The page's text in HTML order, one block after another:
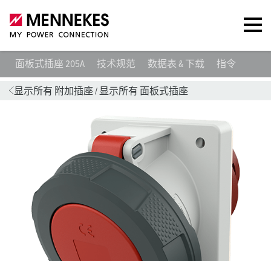
面板式插座 205A 技术规范 数据表 & 下载 指令
显示所有 附加插座 / 显示所有 面板式插座